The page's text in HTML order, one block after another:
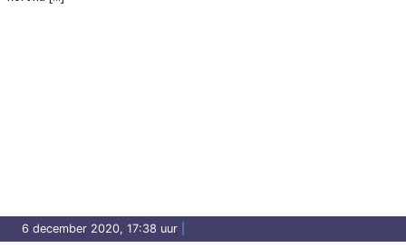
6 december 2020, 17:38 uur